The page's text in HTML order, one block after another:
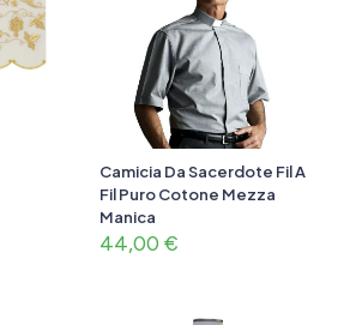
Camicia Da Sacerdote Fil A
Fil Puro Cotone Mezza
Manica
44,00 €